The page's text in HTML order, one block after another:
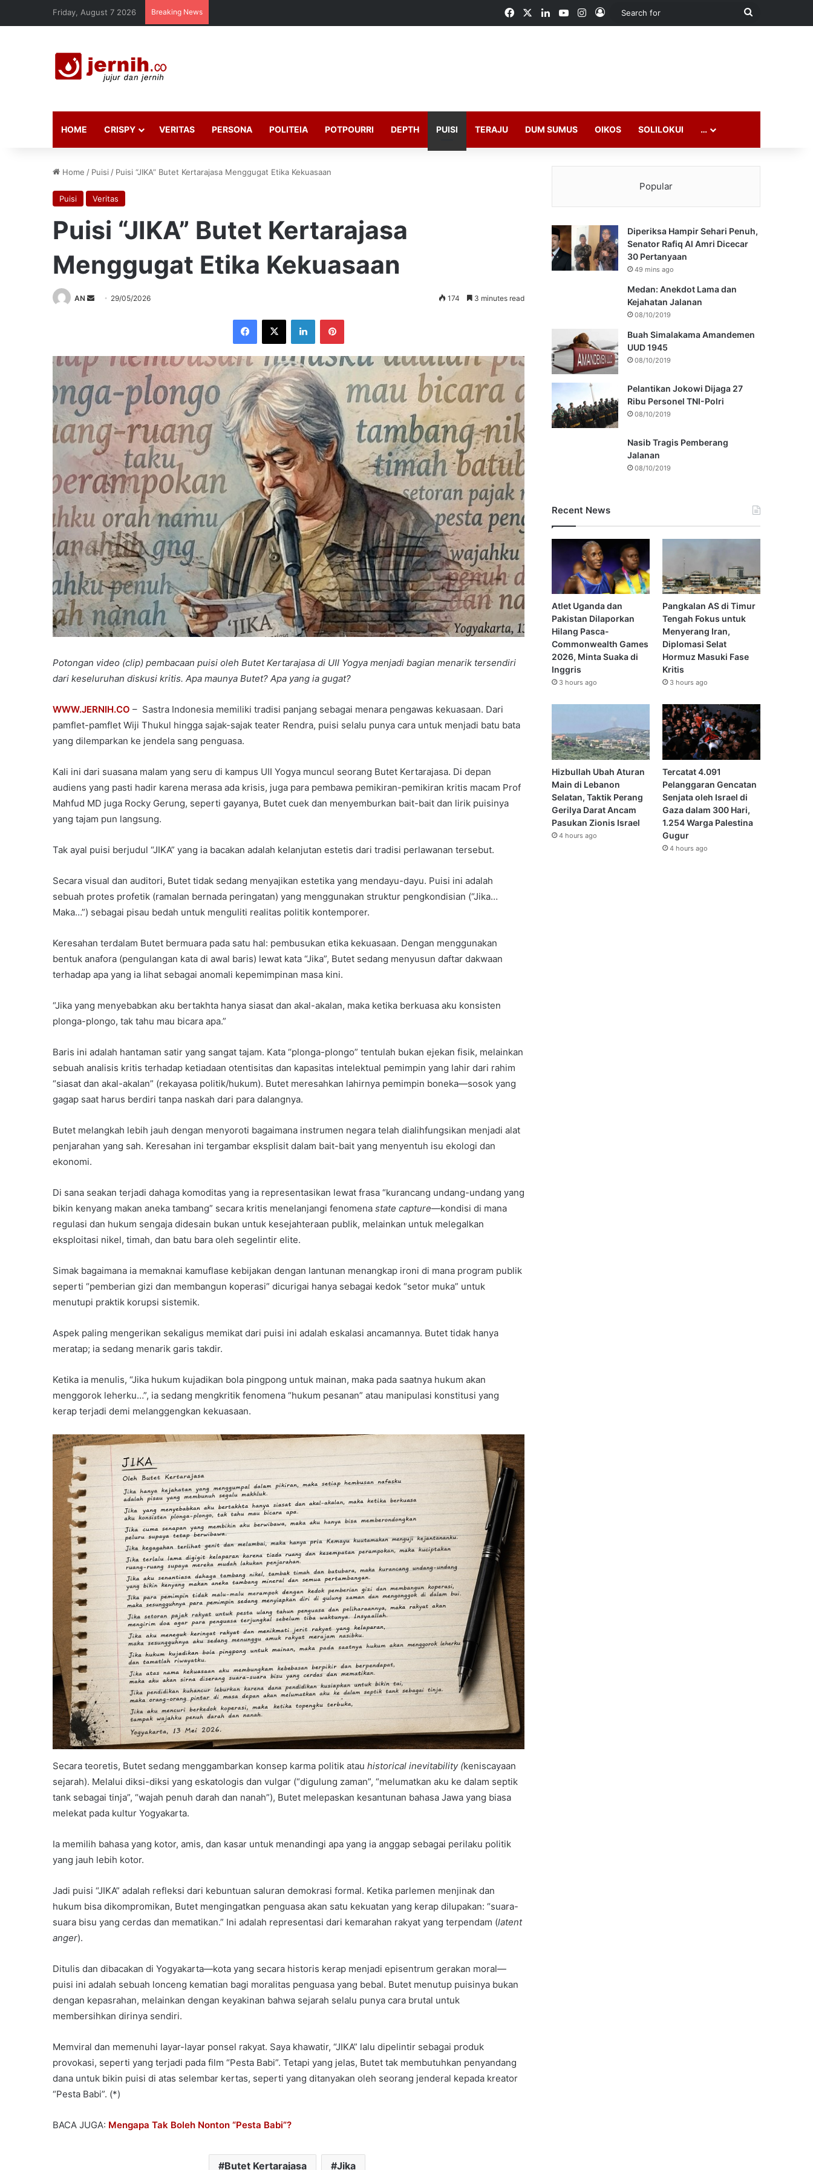
Friday, August 7 2026 Breaking News FacebookLinkedInYouTubeInstagram
Log In
Search
HOME CRISPY VERITAS PERSONA POLITEIA POTPOURRI DEPTH PUISI TERAJU DUM SUMUS OIKOS SOLILOKUI …
Home / Puisi / Puisi “JIKA” Butet Kertarajasa Menggugat Etika Kekuasaan
Puisi Veritas
Puisi “JIKA” Butet Kertarajasa
Menggugat Etika Kekuasaan
AN
Send 29/05/2026 174 3 minutes read
Facebook
X LinkedInPinterest
Potongan video (clip) pembacaan puisi oleh Butet Kertarajasa di UII Yogya menjadi bagian menarik tersendiri
dari keseluruhan diskusi kritis. Apa maunya Butet? Apa yang ia gugat?
WWW.JERNIH.CO – Sastra Indonesia memiliki tradisi panjang sebagai menara pengawas kekuasaan. Dari
pamflet-pamflet Wiji Thukul hingga sajak-sajak teater Rendra, puisi selalu punya cara untuk menjadi batu bata
yang dilemparkan ke jendela sang penguasa.
Kali ini dari suasana malam yang seru di kampus UII Yogya muncul seorang Butet Kertarajasa. Di depan
audiens yang pasti hadir karena merasa ada krisis, juga para pembawa pemikiran-pemikiran kritis macam Prof
Mahfud MD juga Rocky Gerung, seperti gayanya, Butet cuek dan menyemburkan bait-bait dan lirik puisinya
yang tajam pun langsung.
Tak ayal puisi berjudul “JIKA” yang ia bacakan adalah kelanjutan estetis dari tradisi perlawanan tersebut.
Secara visual dan auditori, Butet tidak sedang menyajikan estetika yang mendayu-dayu. Puisi ini adalah
sebuah protes profetik (ramalan bernada peringatan) yang menggunakan struktur pengkondisian (“Jika…
Maka…”) sebagai pisau bedah untuk menguliti realitas politik kontemporer.
Keresahan terdalam Butet bermuara pada satu hal: pembusukan etika kekuasaan. Dengan menggunakan
bentuk anafora (pengulangan kata di awal baris) lewat kata “Jika”, Butet sedang menyusun daftar dakwaan
terhadap apa yang ia lihat sebagai anomali kepemimpinan masa kini.
“Jika yang menyebabkan aku bertakhta hanya siasat dan akal-akalan, maka ketika berkuasa aku konsisten
plonga-plongo, tak tahu mau bicara apa.”
Baris ini adalah hantaman satir yang sangat tajam. Kata “plonga-plongo” tentulah bukan ejekan fisik, melainkan
sebuah analisis kritis terhadap ketiadaan otentisitas dan kapasitas intelektual pemimpin yang lahir dari rahim
“siasat dan akal-akalan” (rekayasa politik/hukum). Butet meresahkan lahirnya pemimpin boneka—sosok yang
gagap saat harus berdiri tanpa naskah dari para dalangnya.
Butet melangkah lebih jauh dengan menyoroti bagaimana instrumen negara telah dialihfungsikan menjadi alat
penjarahan yang sah. Keresahan ini tergambar eksplisit dalam bait-bait yang menyentuh isu ekologi dan
ekonomi.
Di sana seakan terjadi dahaga komoditas yang ia representasikan lewat frasa “kurancang undang-undang yang
bikin kenyang makan aneka tambang” secara kritis menelanjangi fenomena state capture—kondisi di mana
regulasi dan hukum sengaja didesain bukan untuk kesejahteraan publik, melainkan untuk melegalkan
eksploitasi nikel, timah, dan batu bara oleh segelintir elite.
Simak bagaimana ia memaknai kamuflase kebijakan dengan lantunan menangkap ironi di mana program publik
seperti “pemberian gizi dan membangun koperasi” dicurigai hanya sebagai kedok “setor muka” untuk
menutupi praktik korupsi sistemik.
Aspek paling mengerikan sekaligus memikat dari puisi ini adalah eskalasi ancamannya. Butet tidak hanya
meratap; ia sedang menarik garis takdir.
Ketika ia menulis, “Jika hukum kujadikan bola pingpong untuk mainan, maka pada saatnya hukum akan
menggorok leherku…”, ia sedang mengkritik fenomena “hukum pesanan” atau manipulasi konstitusi yang
kerap terjadi demi melanggengkan kekuasaan.
Secara teoretis, Butet sedang menggambarkan konsep karma politik atau historical inevitability (keniscayaan
sejarah). Melalui diksi-diksi yang eskatologis dan vulgar (“digulung zaman”, “melumatkan aku ke dalam septik
tank sebagai tinja”, “wajah penuh darah dan nanah”), Butet melepaskan kesantunan bahasa Jawa yang biasa
melekat pada kultur Yogyakarta.
Ia memilih bahasa yang kotor, amis, dan kasar untuk menandingi apa yang ia anggap sebagai perilaku politik
yang jauh lebih kotor.
Jadi puisi “JIKA” adalah refleksi dari kebuntuan saluran demokrasi formal. Ketika parlemen menjinak dan
hukum bisa dikompromikan, Butet mengingatkan penguasa akan satu kekuatan yang kerap dilupakan: “suara-
suara bisu yang cerdas dan mematikan.” Ini adalah representasi dari kemarahan rakyat yang terpendam (latent
anger).
Ditulis dan dibacakan di Yogyakarta—kota yang secara historis kerap menjadi episentrum gerakan moral—
puisi ini adalah sebuah lonceng kematian bagi moralitas penguasa yang bebal. Butet menutup puisinya bukan
dengan kepasrahan, melainkan dengan keyakinan bahwa sejarah selalu punya cara brutal untuk
membersihkan dirinya sendiri.
Memviral dan memenuhi layar-layar ponsel rakyat. Saya khawatir, “JIKA” lalu dipelintir sebagai produk
provokasi, seperti yang terjadi pada film “Pesta Babi”. Tetapi yang jelas, Butet tak membutuhkan penyandang
dana untuk bikin puisi di atas selembar kertas, seperti yang ditanyakan oleh seorang jenderal kepada kreator
“Pesta Babi”. (*)
BACA JUGA: Mengapa Tak Boleh Nonton “Pesta Babi”?
Butet Kertarajasa Jika
Popular
Diperiksa Hampir Sehari Penuh,
Senator Rafiq Al Amri Dicecar
30 Pertanyaan
49 mins ago
Medan: Anekdot Lama dan
Kejahatan Jalanan
08/10/2019
Buah Simalakama Amandemen
UUD 1945
08/10/2019
Pelantikan Jokowi Dijaga 27
Ribu Personel TNI-Polri
08/10/2019
Nasib Tragis Pemberang
Jalanan
08/10/2019
Recent News
Atlet Uganda dan
Pakistan Dilaporkan
Hilang Pasca-
Commonwealth Games
2026, Minta Suaka di
Inggris
3 hours ago
Pangkalan AS di Timur
Tengah Fokus untuk
Menyerang Iran,
Diplomasi Selat
Hormuz Masuki Fase
Kritis
3 hours ago
Hizbullah Ubah Aturan
Main di Lebanon
Selatan, Taktik Perang
Gerilya Darat Ancam
Pasukan Zionis Israel
4 hours ago
Tercatat 4.091
Pelanggaran Gencatan
Senjata oleh Israel di
Gaza dalam 300 Hari,
1.254 Warga Palestina
Gugur
4 hours ago